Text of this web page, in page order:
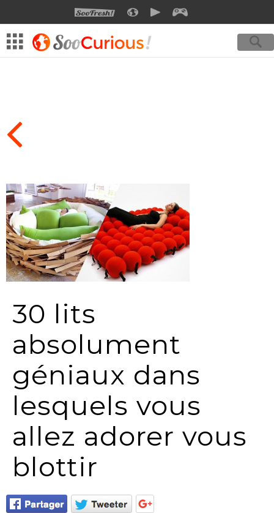
SOOFRESHSOOCURIOUSSOOMOTION
30 lits
absolument
géniaux dans
lesquels vous
allez adorer vous
blottir